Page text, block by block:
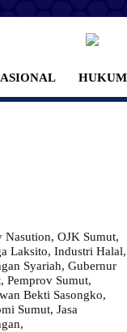
Nasution, OJK Sumut,
Laksito, Industri Halal,
Syariah, Gubernur
Pemprov Sumut,
Bekti Sasongko,
Sumut, Jasa